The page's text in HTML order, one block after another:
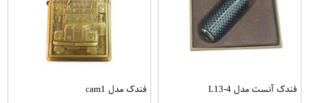
فندک آنست مدل L13-4 فندک مدل cam1